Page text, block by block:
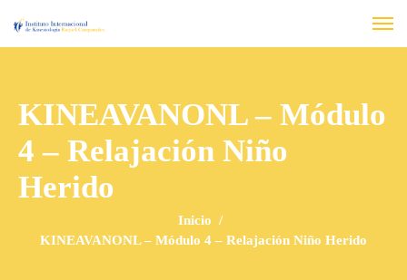
KINEAVANONL – Módulo
4 – Relajación Niño
Herido
Inicio
KINEAVANONL – Módulo 4 – Relajación Niño Herido